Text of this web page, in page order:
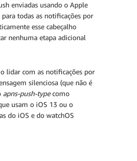
enviadas usando o Apple
todas as notificações por
esse cabeçalho
nenhuma etapa adicional
lidar com as notificações por
silenciosa (que não é
apns-push-typecomo
usam o iOS 13 ou o
do iOS e do watchOS